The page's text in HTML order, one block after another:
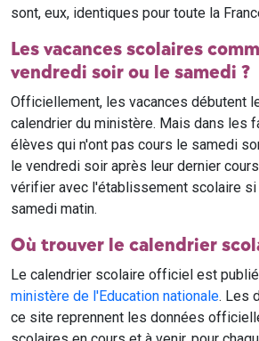
sont, eux, identiques pour toute la
Les vacances scolaires
vendredi soir ou le samedi ?
Officiellement, les vacances débutent
calendrier du ministère. Mais dans les
élèves qui n'ont pas cours le samedi
le vendredi soir après leur dernier
vérifier avec l'établissement scolaire
samedi matin.
Où trouver le calendrier
Le calendrier scolaire officiel est
ministère de l'Education nationale. Les
ce site reprennent les données